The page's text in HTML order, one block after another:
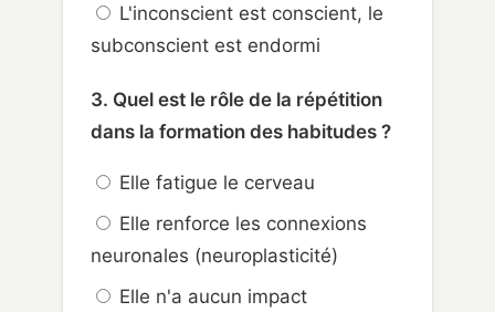
L'inconscient est conscient, le
subconscient est endormi
3. Quel est le rôle de la répétition
dans la formation des habitudes ?
Elle fatigue le cerveau
Elle renforce les connexions
neuronales (neuroplasticité)
Elle n'a aucun impact